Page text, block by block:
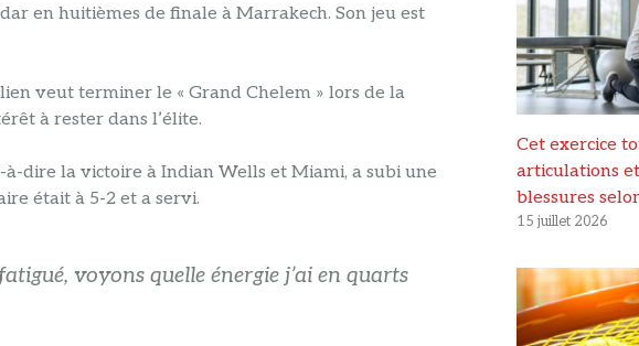
en huitièmes de finale à Marrakech. Son jeu est
veut terminer le « Grand Chelem » lors de la
à rester dans l’élite.
à-dire la victoire à Indian Wells et Miami, a subi une
était à 5-2 et a servi.
voyons quelle énergie j’ai en quarts
Cet exercice
articulations
blessures
15 juillet 2026